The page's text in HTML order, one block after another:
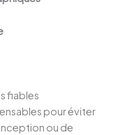
fiables
pour éviter
ou de